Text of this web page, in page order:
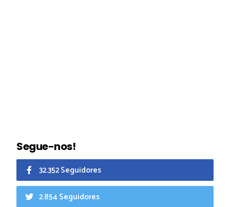
Segue-nos!
32.352 Seguidores
2.854 Seguidores